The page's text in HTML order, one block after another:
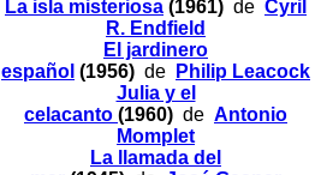
La isla misteriosa (1961) de Cyril
R. Endfield
El jardinero
español (1956) de
Philip Leacock
Julia y el
celacanto (1960) de Antonio
Momplet
La llamada del